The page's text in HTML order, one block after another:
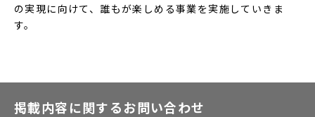
の実現に向けて、誰もが楽しめる事業を実施していきま
す。
掲載内容に関するお問い合わせ